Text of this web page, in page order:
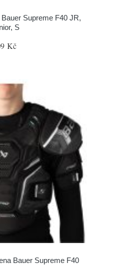
Supreme F40 JR,
S
Kč
Bauer Supreme F40